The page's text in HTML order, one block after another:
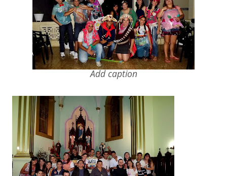
Add caption